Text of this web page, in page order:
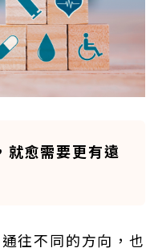
就愈需要更有遠
往不同的方向，也